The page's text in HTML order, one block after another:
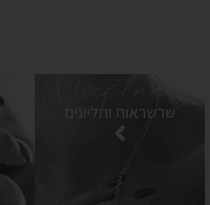
Necklaces
שרשראות ותליונים